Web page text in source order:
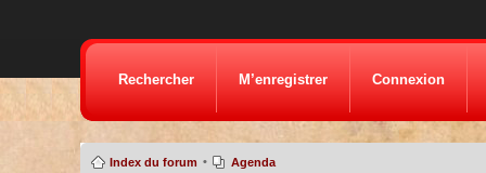
Rechercher M’enregistrer Connexion
Index du forum • Agenda